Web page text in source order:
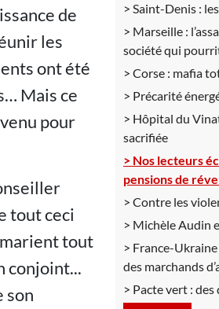
de
les
ont été
Mais ce
pour
tout ceci
tout
conjoint...
son
Saint-Denis :
Marseille :
société qui
Corse : mafia
Précarité
Hôpital du
sacrifiée
Nos lecteurs
pensions de
Contre les
Michèle Audin
France-Ukraine
des marchands
Pacte vert : des